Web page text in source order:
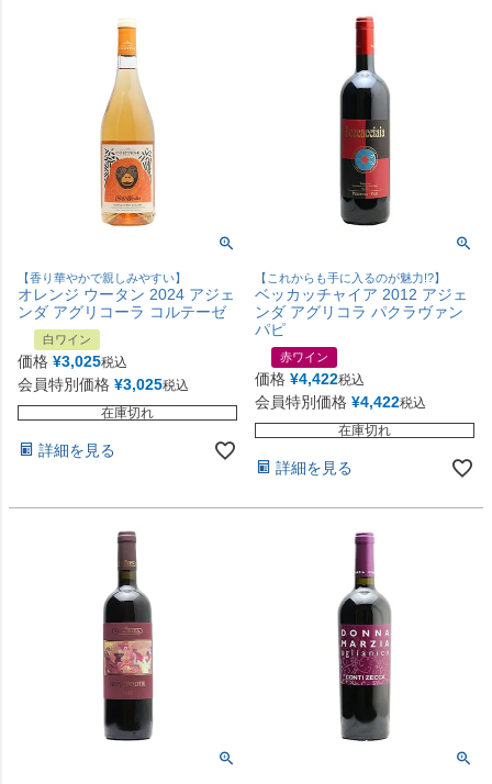
【香り華やかで親しみやすい】
オレンジ ウータン 2024 アジェ
ンダ アグリコーラ コルテーゼ
白ワイン
価格 ¥3,025税込
会員特別価格 ¥3,025税込
在庫切れ
詳細を見る
【これからも手に入るのが魅力!?】
ベッカッチャイア 2012 アジェ
ンダ アグリコラ パクラヴァン
パピ
赤ワイン
価格 ¥4,422税込
会員特別価格 ¥4,422税込
在庫切れ
詳細を見る